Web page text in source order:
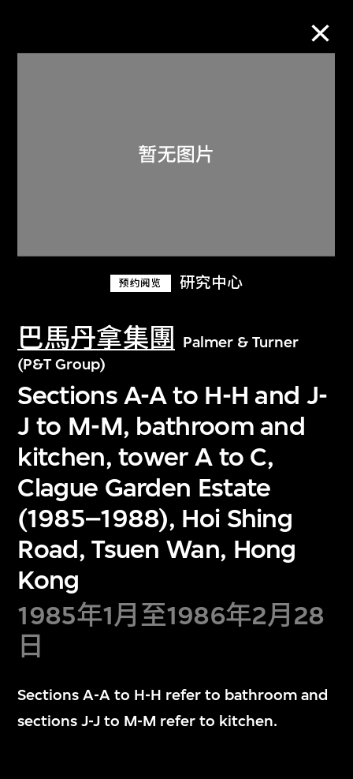
预约阅览 研究中心
巴馬丹拿集團
Palmer & Turner
(P&T Group)
Sections A-A to H-H and J-
J to M-M, bathroom and
kitchen, tower A to C,
Clague Garden Estate
(1985–1988), Hoi Shing
Road, Tsuen Wan, Hong
Kong
1985年1月至1986年2月28
日
Sections A-A to H-H refer to bathroom and
sections J-J to M-M refer to kitchen.
关于M+藏品
探索世界顶级的二十及二十一世纪视觉
文化藏品。